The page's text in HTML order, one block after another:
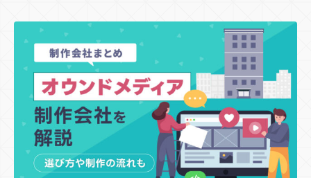
アクション・リズム RPG・育成 診断・占い・シナリオ
集客チャネル
Twitter Instagram TikTok SNS
リアルイベント
ブロックチェーン
サイト種類
コーポレートサイト 採用サイト サービス・ブランドサイト
メディアサイト ECサイト キャンペーンサイト
周年・CSRサイト
ゲーム・エンタメコンテンツ制作
Webサイト制作
デジタルスタンプラリー
イベント効果測定システム
実績
会社情報